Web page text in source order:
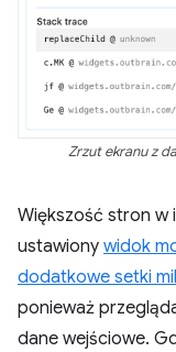
Zrzut ekranu z
Większość stron w
ustawiony widok
dodatkowe setki
ponieważ
dane wejściowe.